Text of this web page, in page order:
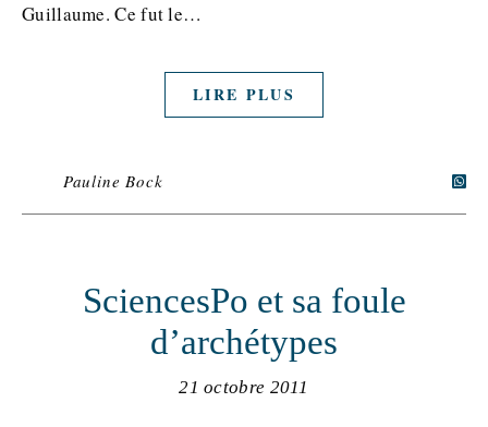
Guillaume. Ce fut le…
LIRE PLUS
Pauline Bock
SciencesPo et sa foule
d’archétypes
21 octobre 2011